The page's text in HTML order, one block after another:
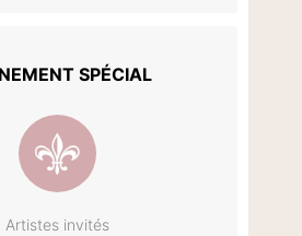
SPÉCIAL
Artistes invités